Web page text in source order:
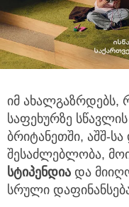
იმ ახალგაზრდებს,
საფეხურზე
ბრიტანეთში, აშშ-
შესაძლებლობა,
სტიპენდია და
სრული